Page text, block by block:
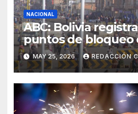
NACIONAL
ABC: Bolivia
puntos de bloqueo
departamentos
MAY 25, 2026 REDACCIÓN